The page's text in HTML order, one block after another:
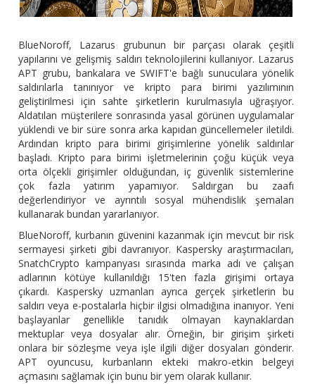
BlueNoroff, Lazarus grubunun bir parçası olarak çeşitli
yapılarını ve gelişmiş saldırı teknolojilerini kullanıyor. Lazarus
APT grubu, bankalara ve SWIFT'e bağlı sunuculara yönelik
saldırılarla tanınıyor ve kripto para birimi yazılımının
geliştirilmesi için sahte şirketlerin kurulmasıyla uğraşıyor.
Aldatılan müşterilere sonrasında yasal görünen uygulamalar
yüklendi ve bir süre sonra arka kapıdan güncellemeler iletildi.
Ardından kripto para birimi girişimlerine yönelik saldırılar
başladı. Kripto para birimi işletmelerinin çoğu küçük veya
orta ölçekli girişimler olduğundan, iç güvenlik sistemlerine
çok fazla yatırım yapamıyor. Saldırgan bu zaafı
değerlendiriyor ve ayrıntılı sosyal mühendislik şemaları
kullanarak bundan yararlanıyor.
BlueNoroff, kurbanın güvenini kazanmak için mevcut bir risk
sermayesi şirketi gibi davranıyor. Kaspersky araştırmacıları,
SnatchCrypto kampanyası sırasında marka adı ve çalışan
adlarının kötüye kullanıldığı 15'ten fazla girişimi ortaya
çıkardı. Kaspersky uzmanları ayrıca gerçek şirketlerin bu
saldırı veya e-postalarla hiçbir ilgisi olmadığına inanıyor. Yeni
başlayanlar genellikle tanıdık olmayan kaynaklardan
mektuplar veya dosyalar alır. Örneğin, bir girişim şirketi
onlara bir sözleşme veya işle ilgili diğer dosyaları gönderir.
APT oyuncusu, kurbanların ekteki makro-etkin belgeyi
açmasını sağlamak için bunu bir yem olarak kullanır.